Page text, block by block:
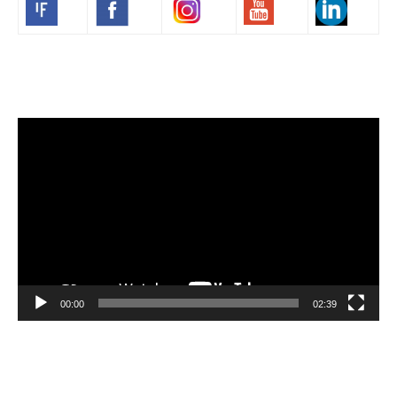
00:00 02:39